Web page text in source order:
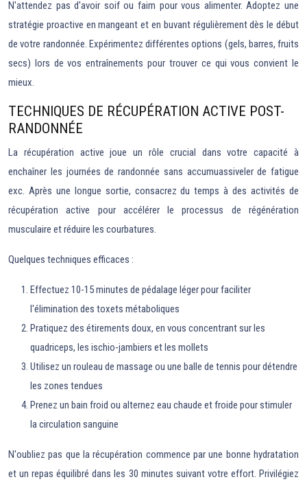
N'attendez pas d'avoir soif ou faim pour vous alimenter. Adoptez une
stratégie proactive en mangeant et en buvant régulièrement dès le début
de votre randonnée. Expérimentez différentes options (gels, barres, fruits
secs) lors de vos entraînements pour trouver ce qui vous convient le
mieux.
TECHNIQUES DE RÉCUPÉRATION ACTIVE POST-
RANDONNÉE
La récupération active joue un rôle crucial dans votre capacité à
enchaîner les journées de randonnée sans accumuassiveler de fatigue
exc. Après une longue sortie, consacrez du temps à des activités de
récupération active pour accélérer le processus de régénération
musculaire et réduire les courbatures.
Quelques techniques efficaces :
Effectuez 10-15 minutes de pédalage léger pour faciliter
l'élimination des toxets métaboliques
Pratiquez des étirements doux, en vous concentrant sur les
quadriceps, les ischio-jambiers et les mollets
Utilisez un rouleau de massage ou une balle de tennis pour détendre
les zones tendues
Prenez un bain froid ou alternez eau chaude et froide pour stimuler
la circulation sanguine
N'oubliez pas que la récupération commence par une bonne hydratation
et un repas équilibré dans les 30 minutes suivant votre effort. Privilégiez